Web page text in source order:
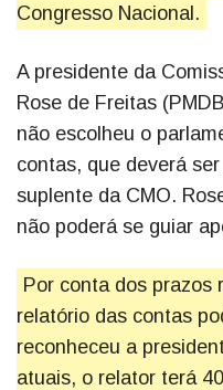
Congresso Nacional.
A presidente da
Rose de Freitas
não escolheu o
contas, que deverá
suplente da CMO.
não poderá se guiar
Por conta dos prazos
relatório das contas
reconheceu a
atuais, o relator terá